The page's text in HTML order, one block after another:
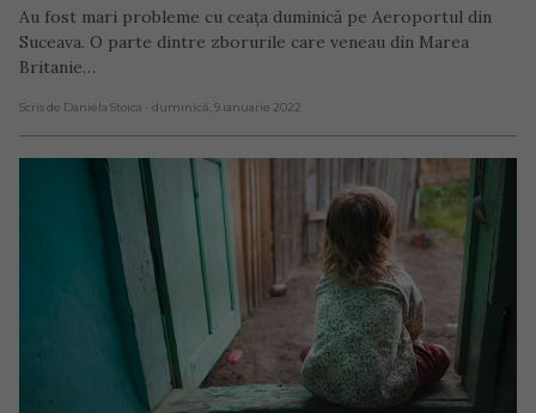
Au fost mari probleme cu ceața duminică pe Aeroportul din
Suceava. O parte dintre zborurile care veneau din Marea
Britanie…
Scris de Daniela Stoica - duminică, 9 ianuarie 2022